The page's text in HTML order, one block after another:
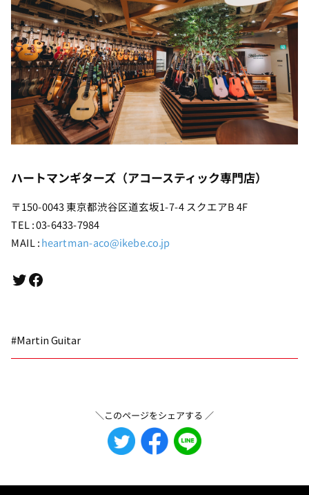
ハートマンギターズ（アコースティック専門店）
〒150-0043 東京都渋谷区道玄坂1-7-4 スクエアB 4F
TEL : 03-6433-7984
MAIL :heartman-aco@ikebe.co.jp
Twitter Facebook
#Martin Guitar
＼このページをシェアする ／